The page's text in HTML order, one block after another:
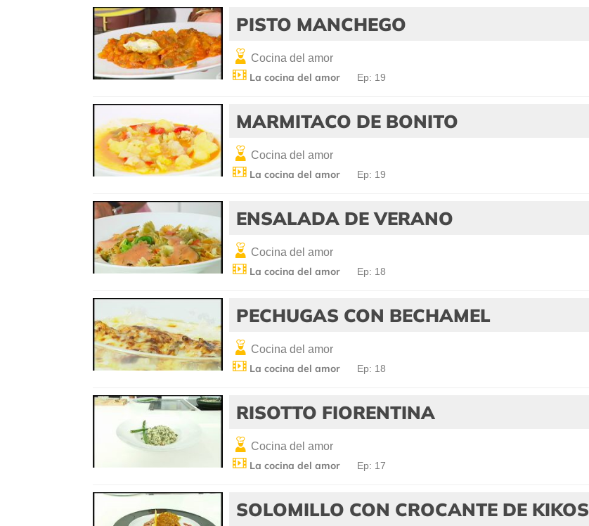
PISTO MANCHEGO
Cocina del amor
La cocina del amor Ep: 19
MARMITACO DE BONITO
Cocina del amor
La cocina del amor Ep: 19
ENSALADA DE VERANO
Cocina del amor
La cocina del amor Ep: 18
PECHUGAS CON BECHAMEL
Cocina del amor
La cocina del amor Ep: 18
RISOTTO FIORENTINA
Cocina del amor
La cocina del amor Ep: 17
SOLOMILLO CON CROCANTE DE KIKOS